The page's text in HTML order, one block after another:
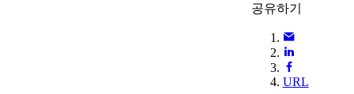
공유하기
URL